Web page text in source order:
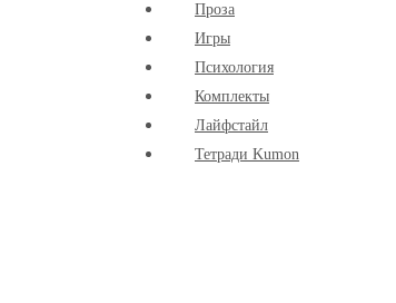
Проза
Игры
Психология
Комплекты
Лайфстайл
Тетради Kumon